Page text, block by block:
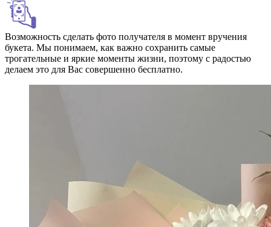
Возможность сделать фото получателя в момент вручения
букета. Мы понимаем, как важно сохранить самые
трогательные и яркие моменты жизни, поэтому с радостью
делаем это для Вас совершенно бесплатно.